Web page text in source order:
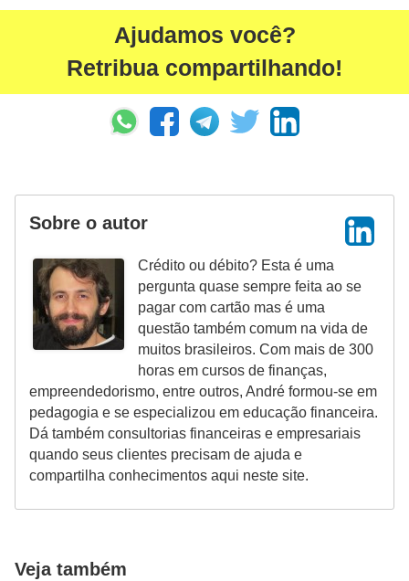
Ajudamos você?
Retribua compartilhando!
Sobre o autor
Crédito ou débito? Esta é uma
pergunta quase sempre feita ao se
pagar com cartão mas é uma
questão também comum na vida de
muitos brasileiros. Com mais de 300
horas em cursos de finanças,
empreendedorismo, entre outros, André formou-se em
pedagogia e se especializou em educação financeira.
Dá também consultorias financeiras e empresariais
quando seus clientes precisam de ajuda e
compartilha conhecimentos aqui neste site.
Veja também
p
t
r
e
n
d
a
N
g
o
c
i
a
ã